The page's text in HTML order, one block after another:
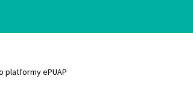
platformy ePUAP